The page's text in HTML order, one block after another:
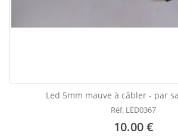
Led 5mm mauve à câbler - par
Réf. LED0367
10.00 €